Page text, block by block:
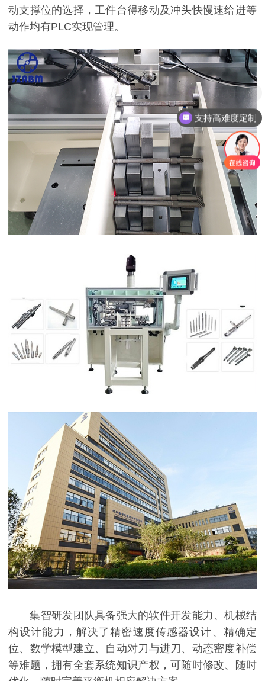
动支撑位的选择，工件台得移动及冲头快慢速给进等
动作均有PLC实现管理。
集智研发团队具备强大的软件开发能力、机械结
构设计能力，解决了精密速度传感器设计、精确定
位、数学模型建立、自动对刀与进刀、动态密度补偿
等难题，拥有全套系统知识产权，可随时修改、随时
支持高难度定制